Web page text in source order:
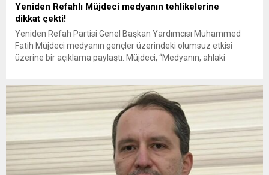
Yeniden Refahlı Müjdeci medyanın tehlikelerine
dikkat çekti!
Yeniden Refah Partisi Genel Başkan Yardımcısı Muhammed
Fatih Müjdeci medyanın gençler üzerindeki olumsuz etkisi
üzerine bir açıklama paylaştı. Müjdeci, “Medyanın, ahlaki
zayıflatmaktadır.” dedi. Yeniden Refah Partisi Tanıtım ve
Medyadan Sorumlu Genel Başkan Yardımcısı Muhammed Fatih
Müjdeci, medyanın...